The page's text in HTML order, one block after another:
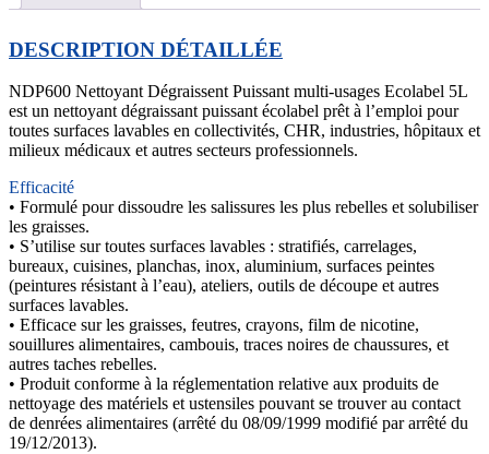
DESCRIPTION DÉTAILLÉE
NDP600 Nettoyant Dégraissent Puissant multi-usages Ecolabel 5L
est un nettoyant dégraissant puissant écolabel prêt à l’emploi pour
toutes surfaces lavables en collectivités, CHR, industries, hôpitaux et
milieux médicaux et autres secteurs professionnels.
Efficacité
• Formulé pour dissoudre les salissures les plus rebelles et solubiliser
les graisses.
• S’utilise sur toutes surfaces lavables : stratifiés, carrelages,
bureaux, cuisines, planchas, inox, aluminium, surfaces peintes
(peintures résistant à l’eau), ateliers, outils de découpe et autres
surfaces lavables.
• Efficace sur les graisses, feutres, crayons, film de nicotine,
souillures alimentaires, cambouis, traces noires de chaussures, et
autres taches rebelles.
• Produit conforme à la réglementation relative aux produits de
nettoyage des matériels et ustensiles pouvant se trouver au contact
de denrées alimentaires (arrêté du 08/09/1999 modifié par arrêté du
19/12/2013).